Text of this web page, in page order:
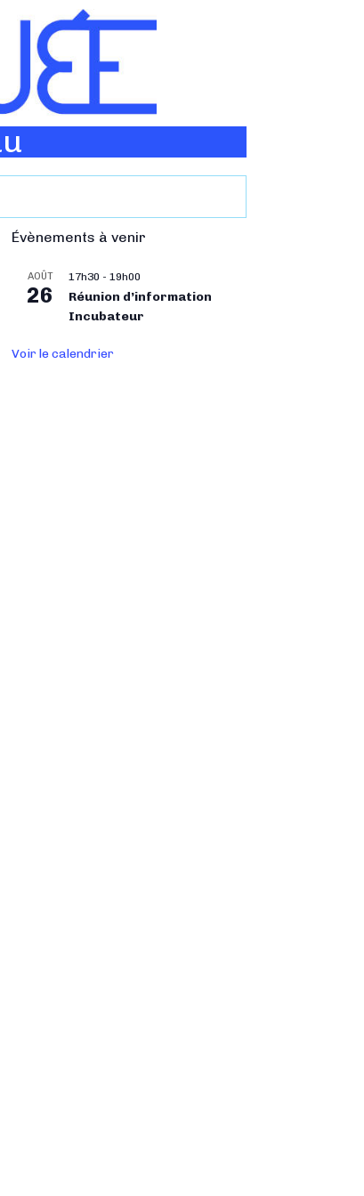
Évènements à venir
AOÛT
26
17h30 -19h00
Réunion d’information
Incubateur
Voir le calendrier